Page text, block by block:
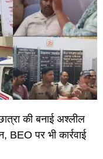
की बनाई अश्लील
BEO पर भी कार्रवाई